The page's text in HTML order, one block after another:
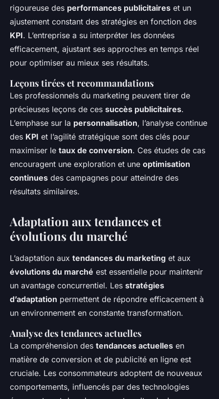
rigoureuse des performances publicitaires et un
ajustement constant des stratégies en fonction des
KPI. L’entreprise a su interpréter les données
efficacement, ajustant ses approches en temps réel
pour optimiser au mieux ses résultats.
Leçons tirées et recommandations
Les professionnels du marketing peuvent tirer de
précieuses leçons de ces succès publicitaires.
L’emphase sur la personnalisation, l’analyse continue
des KPI et l’agilité stratégique sont des clés pour
maximiser le taux de conversion. Ces études de cas
encouragent une exploration et une optimisation
continues des campagnes pour atteindre des
résultats similaires.
Adaptation aux tendances et
évolutions du marché
L’adaptation aux tendances du marketing et aux
évolutions du marché est essentielle pour maintenir
un avantage concurrentiel. Les stratégies
d’adaptation permettent de répondre efficacement à
un environnement en constante transformation.
Analyse des tendances actuelles
La compréhension des tendances actuelles en
matière de conversion et de publicité en ligne est
cruciale. Les consommateurs adoptent de nouveaux
comportements, influencés par des technologies